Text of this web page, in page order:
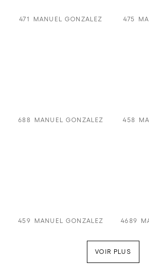
471 MANUEL GONZALEZ 475
688 MANUEL GONZALEZ 458
459 MANUEL GONZALEZ 4689
VOIR PLUS